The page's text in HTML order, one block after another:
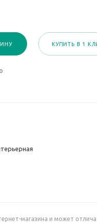
КУПИТЬ В 1
магазина и может